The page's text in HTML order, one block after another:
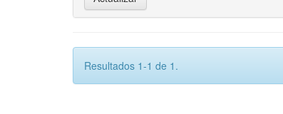
Resultados 1-1 de 1.